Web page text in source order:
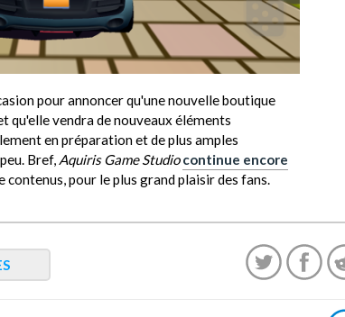
pour annoncer qu'une nouvelle boutique
qu'elle vendra de nouveaux éléments
en préparation et de plus amples
Bref, Aquiris Game Studio continue encore
contenus, pour le plus grand plaisir des fans.